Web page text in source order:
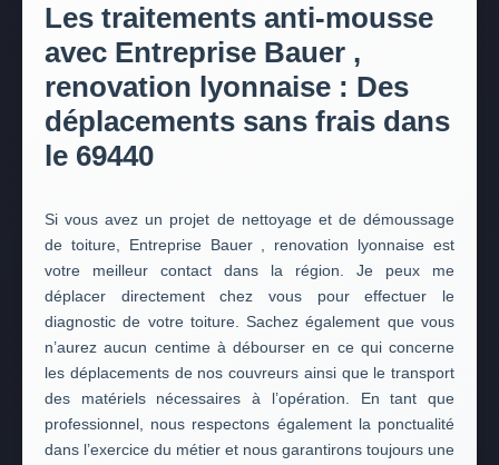
Les traitements anti-mousse
avec Entreprise Bauer ,
renovation lyonnaise : Des
déplacements sans frais dans
le 69440
Si vous avez un projet de nettoyage et de démoussage
de toiture, Entreprise Bauer , renovation lyonnaise est
votre meilleur contact dans la région. Je peux me
déplacer directement chez vous pour effectuer le
diagnostic de votre toiture. Sachez également que vous
n’aurez aucun centime à débourser en ce qui concerne
les déplacements de nos couvreurs ainsi que le transport
des matériels nécessaires à l’opération. En tant que
professionnel, nous respectons également la ponctualité
dans l’exercice du métier et nous garantirons toujours une